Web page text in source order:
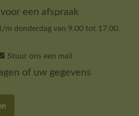
een afspraak
m donderdag van 9.00 tot 17.00.
Stuur ons een mail
of uw gegevens